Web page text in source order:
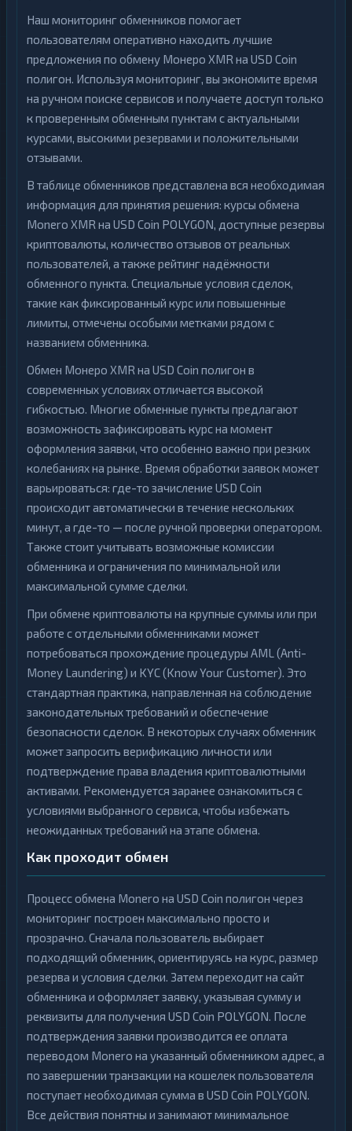
Наш мониторинг обменников помогает
пользователям оперативно находить лучшие
предложения по обмену Монеро XMR на USD Coin
полигон. Используя мониторинг, вы экономите время
на ручном поиске сервисов и получаете доступ только
к проверенным обменным пунктам с актуальными
курсами, высокими резервами и положительными
отзывами.
В таблице обменников представлена вся необходимая
информация для принятия решения: курсы обмена
Monero XMR на USD Coin POLYGON, доступные резервы
криптовалюты, количество отзывов от реальных
пользователей, а также рейтинг надёжности
обменного пункта. Специальные условия сделок,
такие как фиксированный курс или повышенные
лимиты, отмечены особыми метками рядом с
названием обменника.
Обмен Монеро XMR на USD Coin полигон в
современных условиях отличается высокой
гибкостью. Многие обменные пункты предлагают
возможность зафиксировать курс на момент
оформления заявки, что особенно важно при резких
колебаниях на рынке. Время обработки заявок может
варьироваться: где-то зачисление USD Coin
происходит автоматически в течение нескольких
минут, а где-то — после ручной проверки оператором.
Также стоит учитывать возможные комиссии
обменника и ограничения по минимальной или
максимальной сумме сделки.
При обмене криптовалюты на крупные суммы или при
работе с отдельными обменниками может
потребоваться прохождение процедуры AML (Anti-
Money Laundering) и KYC (Know Your Customer). Это
стандартная практика, направленная на соблюдение
законодательных требований и обеспечение
безопасности сделок. В некоторых случаях обменник
может запросить верификацию личности или
подтверждение права владения криптовалютными
активами. Рекомендуется заранее ознакомиться с
условиями выбранного сервиса, чтобы избежать
неожиданных требований на этапе обмена.
Как проходит обмен
Процесс обмена Monero на USD Coin полигон через
мониторинг построен максимально просто и
прозрачно. Сначала пользователь выбирает
подходящий обменник, ориентируясь на курс, размер
резерва и условия сделки. Затем переходит на сайт
обменника и оформляет заявку, указывая сумму и
реквизиты для получения USD Coin POLYGON. После
подтверждения заявки производится ее оплата
переводом Monero на указанный обменником адрес, а
по завершении транзакции на кошелек пользователя
поступает необходимая сумма в USD Coin POLYGON.
Все действия понятны и занимают минимальное